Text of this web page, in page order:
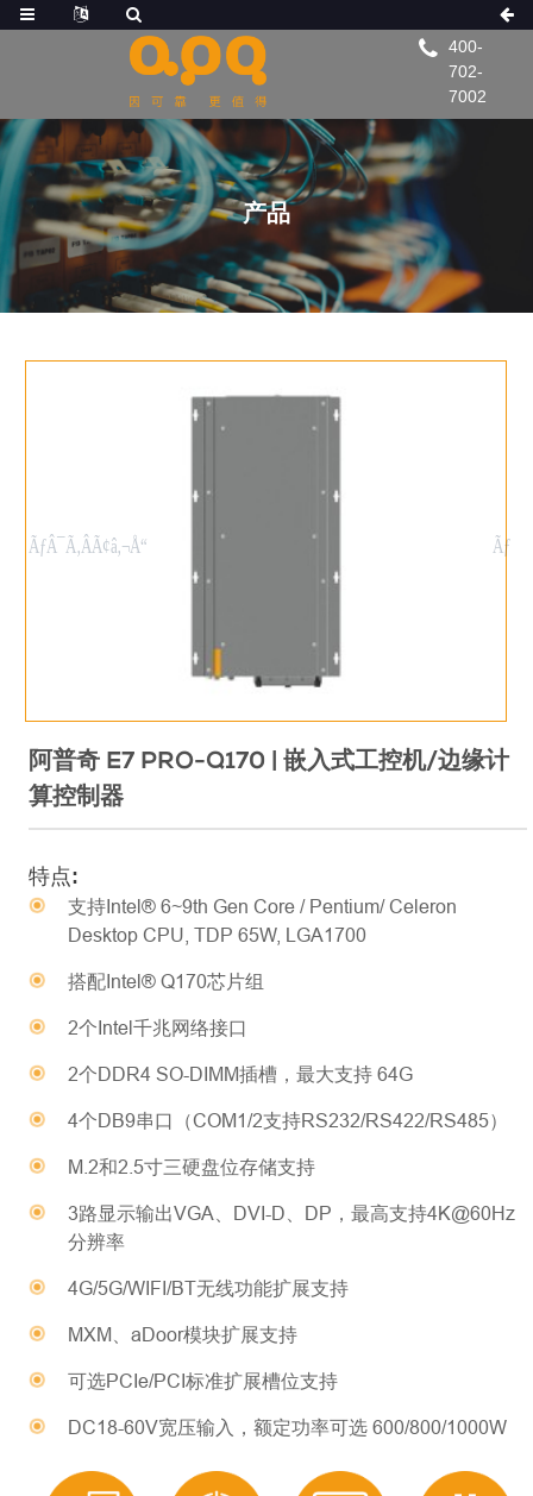
400-
702-
7002
产品
阿普奇 E7 PRO-Q170 | 嵌入式工控机/边缘计
算控制器
特点:
支持Intel® 6~9th Gen Core / Pentium/ Celeron
Desktop CPU, TDP 65W, LGA1700
搭配Intel® Q170芯片组
2个Intel千兆网络接口
2个DDR4 SO-DIMM插槽，最大支持 64G
4个DB9串口（COM1/2支持RS232/RS422/RS485）
M.2和2.5寸三硬盘位存储支持
3路显示输出VGA、DVI-D、DP，最高支持4K@60Hz
分辨率
4G/5G/WIFI/BT无线功能扩展支持
MXM、aDoor模块扩展支持
可选PCIe/PCI标准扩展槽位支持
DC18-60V宽压输入，额定功率可选 600/800/1000W